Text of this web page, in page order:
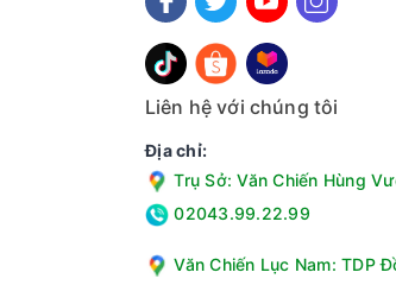
Liên hệ với chúng tôi
Địa chỉ:
Trụ Sở: Văn Chiến Hùng
02043.99.22.99
Văn Chiến Lục Nam: TDP